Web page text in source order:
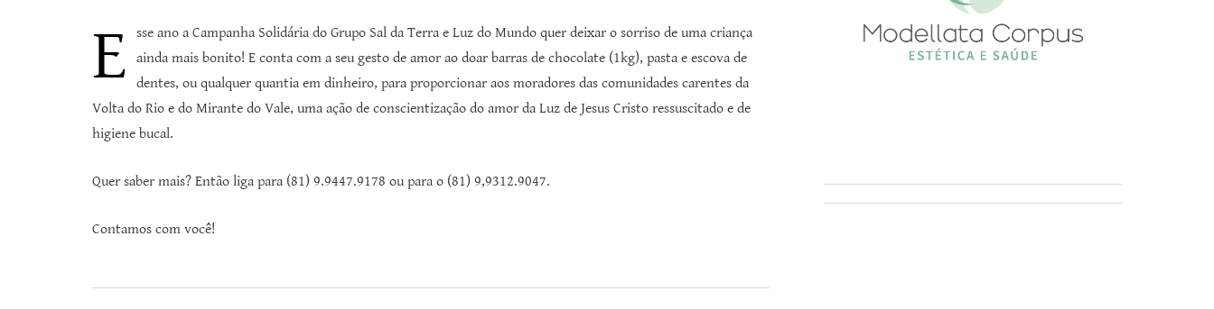
E
sse ano a Campanha Solidária do Grupo Sal da Terra e Luz do Mundo quer deixar o sorriso de uma criança
ainda mais bonito! E conta com a seu gesto de amor ao doar barras de chocolate (1kg), pasta e escova de
dentes, ou qualquer quantia em dinheiro, para proporcionar aos moradores das comunidades carentes da
Volta do Rio e do Mirante do Vale, uma ação de conscientização do amor da Luz de Jesus Cristo ressuscitado e de
higiene bucal.
Quer saber mais? Então liga para (81) 9.9447.9178 ou para o (81) 9,9312.9047.
Contamos com você!